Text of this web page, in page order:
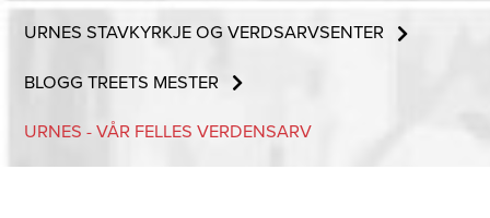
URNES STAVKYRKJE OG VERDSARVSENTER
BLOGG TREETS MESTER
URNES - VÅR FELLES VERDENSARV